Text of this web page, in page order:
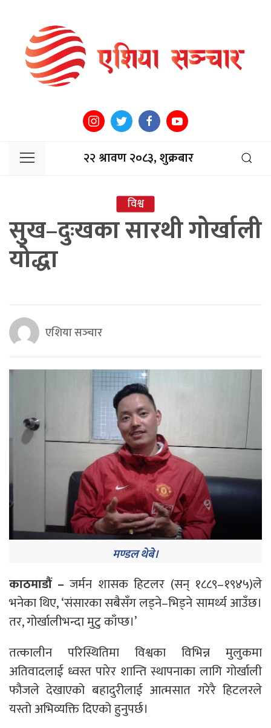
२२ श्रावण २०८३, शुक्रबार
विश्व
सुख–दुःखका सारथी गोर्खाली
योद्धा
एशिया सञ्‍चार
मण्डल थेबे।
काठमाडौं – जर्मन शासक हिटलर (सन् १८८९–१९४५)ले
भनेका थिए, ‘संसारका सबैसँग लड्ने–भिड्ने सामर्थ्य आउँछ।
तर, गोर्खालीभन्दा मुटु काँप्छ।’
तत्कालीन परिस्थितिमा विश्वका विभिन्न मुलुकमा
अतिवादलाई ध्वस्त पारेर शान्ति स्थापनाका लागि गोर्खाली
फौजले देखाएको बहादुरीलाई आत्मसात गरेरै हिटलरले
यस्तो अभिव्यक्ति दिएको हुनुपर्छ।